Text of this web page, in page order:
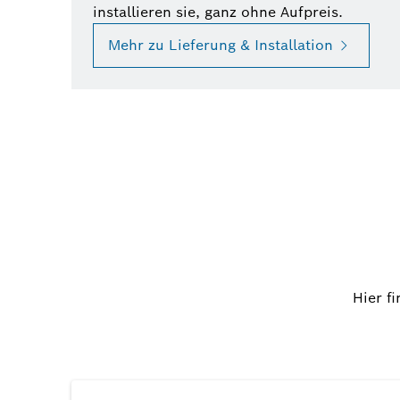
installieren sie, ganz ohne Aufpreis.
Mehr zu Lieferung & Installation
Hier